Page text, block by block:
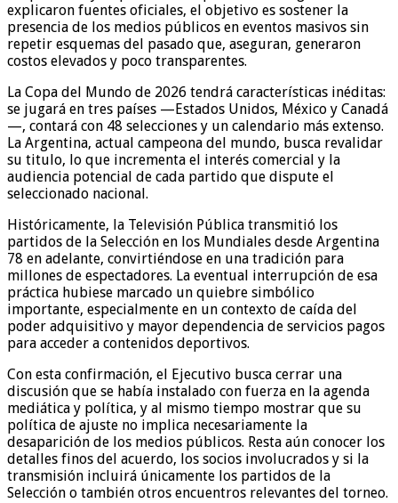
explicaron fuentes oficiales, el objetivo es sostener la
presencia de los medios públicos en eventos masivos sin
repetir esquemas del pasado que, aseguran, generaron
costos elevados y poco transparentes.
La Copa del Mundo de 2026 tendrá características inéditas:
se jugará en tres países —Estados Unidos, México y Canadá
—, contará con 48 selecciones y un calendario más extenso.
La Argentina, actual campeona del mundo, busca revalidar
su titulo, lo que incrementa el interés comercial y la
audiencia potencial de cada partido que dispute el
seleccionado nacional.
Históricamente, la Televisión Pública transmitió los
partidos de la Selección en los Mundiales desde Argentina
78 en adelante, convirtiéndose en una tradición para
millones de espectadores. La eventual interrupción de esa
práctica hubiese marcado un quiebre simbólico
importante, especialmente en un contexto de caída del
poder adquisitivo y mayor dependencia de servicios pagos
para acceder a contenidos deportivos.
Con esta confirmación, el Ejecutivo busca cerrar una
discusión que se había instalado con fuerza en la agenda
mediática y política, y al mismo tiempo mostrar que su
política de ajuste no implica necesariamente la
desaparición de los medios públicos. Resta aún conocer los
detalles finos del acuerdo, los socios involucrados y si la
transmisión incluirá únicamente los partidos de la
Selección o también otros encuentros relevantes del torneo.